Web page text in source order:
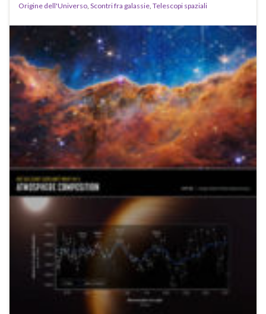
Origine dell'Universo, Scontri fra galassie, Telescopi spaziali